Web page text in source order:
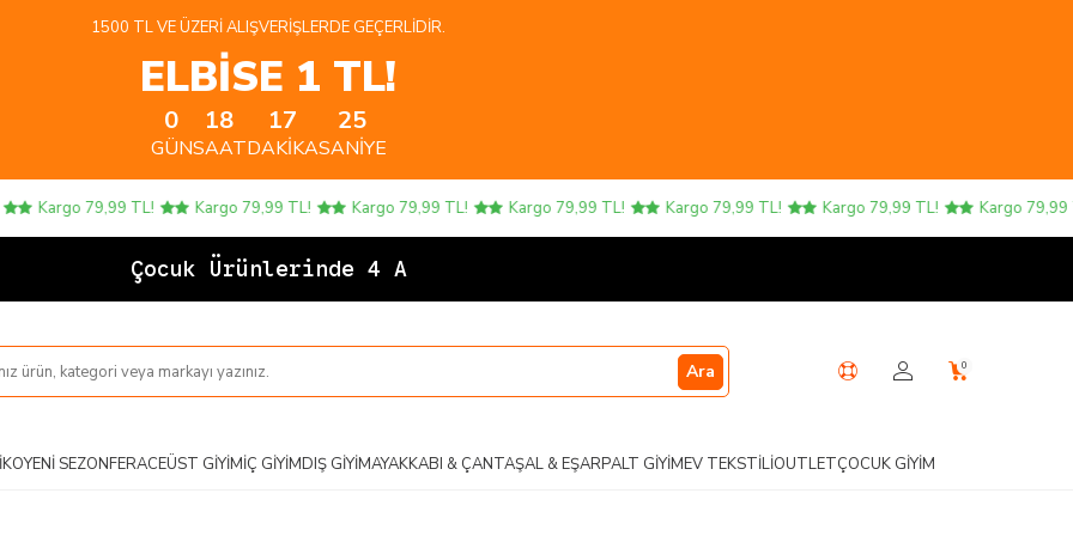
1500 TL VE ÜZERI ALIŞVERIŞLERDE GEÇERLIDIR.
ELBİSE 1 TL!
0
GÜN
18
SAAT
17
DAKIKA
25
SANIYE
Kargo 79,99 TL! Kargo 79,99 TL! Kargo 79,99 TL! Kargo 79,99 TL! Kargo 79,99 TL! Kargo 79,99 TL! Kargo 79,99
Çocuk Ürünlerinde 4 AL 3
Ara 0
YENI SEZONFERACEÜST GIYIMİÇ GIYIMDIŞ GIYIMAYAKKABI & ÇANTAŞAL & EŞARPALT GIYIMEV TEKSTILIOUTLETÇOCUK GIYIM